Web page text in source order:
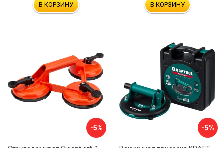
В КОРЗИНУ В КОРЗИНУ
-5% -5%